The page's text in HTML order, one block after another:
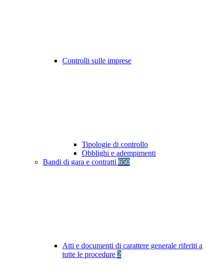
Controlli sulle imprese
Tipologie di controllo
Obblighi e adempimenti
Bandi di gara e contratti 650
Atti e documenti di carattere generale riferiti a
tutte le procedure 2